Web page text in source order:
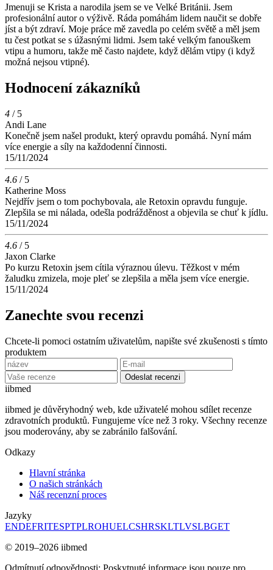
Jmenuji se Krista a narodila jsem se ve Velké Británii. Jsem
profesionální autor o výživě. Ráda pomáhám lidem naučit se dobře
jíst a být zdraví. Moje práce mě zavedla po celém světě a měl jsem
tu čest potkat se s úžasnými lidmi. Jsem také velkým fanouškem
vtipu a humoru, takže mě často najdete, když dělám vtipy (i když
možná nejsou vtipné).
Hodnocení zákazníků
4 / 5
Andi Lane
Konečně jsem našel produkt, který opravdu pomáhá. Nyní mám
více energie a síly na každodenní činnosti.
15/11/2024
4.6 / 5
Katherine Moss
Nejdřív jsem o tom pochybovala, ale Retoxin opravdu funguje.
Zlepšila se mi nálada, odešla podrážděnost a objevila se chuť k jídlu.
15/11/2024
4.6 / 5
Jaxon Clarke
Po kurzu Retoxin jsem cítila výraznou úlevu. Těžkost v mém
žaludku zmizela, moje pleť se zlepšila a měla jsem více energie.
15/11/2024
Zanechte svou recenzi
Chcete-li pomoci ostatním uživatelům, napište své zkušenosti s tímto
produktem
Odeslat recenzi
iibmed
iibmed je důvěryhodný web, kde uživatelé mohou sdílet recenze
zdravotních produktů. Fungujeme více než 3 roky. Všechny recenze
jsou moderovány, aby se zabránilo falšování.
Odkazy
Hlavní stránka
O našich stránkách
Náš recenzní proces
Jazyky
ENDEFRITESPTPLROHUELCSHRSKLTLVSLBGET
© 2019–2026 iibmed
Odmítnutí odpovědnosti: Poskytnuté informace jsou pouze pro